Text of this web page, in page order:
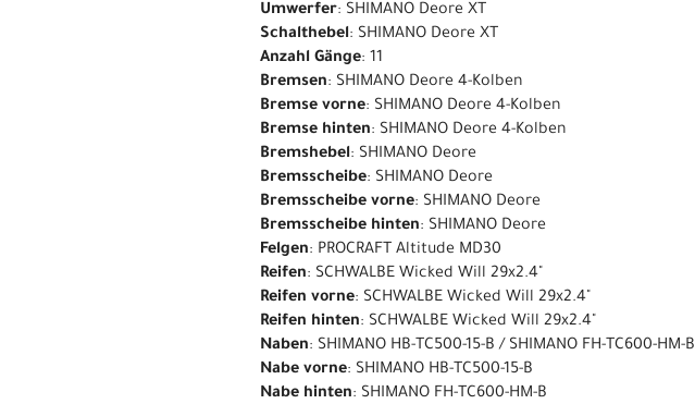
Umwerfer: SHIMANO Deore XT
Schalthebel: SHIMANO Deore XT
Anzahl Gänge: 11
Bremsen: SHIMANO Deore 4-Kolben
Bremse vorne: SHIMANO Deore 4-Kolben
Bremse hinten: SHIMANO Deore 4-Kolben
Bremshebel: SHIMANO Deore
Bremsscheibe: SHIMANO Deore
Bremsscheibe vorne: SHIMANO Deore
Bremsscheibe hinten: SHIMANO Deore
Felgen: PROCRAFT Altitude MD30
Reifen: SCHWALBE Wicked Will 29x2.4"
Reifen vorne: SCHWALBE Wicked Will 29x2.4"
Reifen hinten: SCHWALBE Wicked Will 29x2.4"
Naben: SHIMANO HB-TC500-15-B / SHIMANO FH-TC600-HM-B
Nabe vorne: SHIMANO HB-TC500-15-B
Nabe hinten: SHIMANO FH-TC600-HM-B